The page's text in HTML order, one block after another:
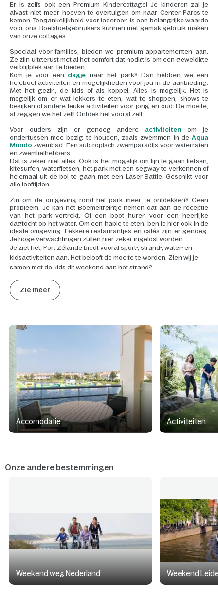
Er is zelfs ook een Premium Kindercottage! Je kinderen zal je
alvast niet meer hoeven te overtuigen om naar Center Parcs te
komen. Toegankelijkheid voor iedereen is een belangrijke waarde
voor ons. Roelstoelgebruikers kunnen met gemak gebruik maken
van onze cottages.
Speciaal voor families, bieden we premium appartementen aan.
Ze zijn uitgerust met al het comfort dat nodig is om een geweldige
verblijfplek aan te bieden.
Kom je voor een dagje naar het park? Dan hebben we een
heleboel activiteiten en mogelijkheden voor jou in de aanbieding.
Met het gezin, de kids of als koppel. Alles is mogelijk. Het is
mogelijk om er wat lekkers te eten, wat te shoppen, shows te
bekijken of andere leuke activiteiten voor jong en oud. De moeite,
al zeggen we het zelf! Ontdek het vooral zelf.
Voor ouders zijn er genoeg andere activiteiten om je
ondertussen mee bezig te houden, zoals zwemmen in de Aqua
Mundo zwembad. Een subtropisch zwemparadijs voor waterraten
en zwemliefhebbers.
Dat is zeker niet alles. Ook is het mogelijk om fijn te gaan fietsen,
kitesurfen, waterfietsen, het park met een segway te verkennen of
helemaal uit de bol te gaan met een Laser Battle. Geschikt voor
alle leeftijden.
Zin om de omgeving rond het park meer te ontdekken? Geen
probleem. Je kan het Boemeltreintje nemen dat aan de receptie
van het park vertrekt. Of een boot huren voor een heerlijke
dagtocht op het water. Om een hapje te eten, ben je hier ook in de
ideale omgeving. Lekkere restaurantjes en cafés zijn er genoeg.
Je hoge verwachtingen zullen hier zeker ingelost worden.
Je ziet het, Port Zélande biedt vooral sport-, strand-, water- en
kidsactiviteiten aan. Het belooft de moeite te worden. Zien wij je
samen met de kids dit weekend aan het strand?
Zie meer
Accomodatie Activiteiten
Onze andere bestemmingen
Weekend weg Nederland Weekend